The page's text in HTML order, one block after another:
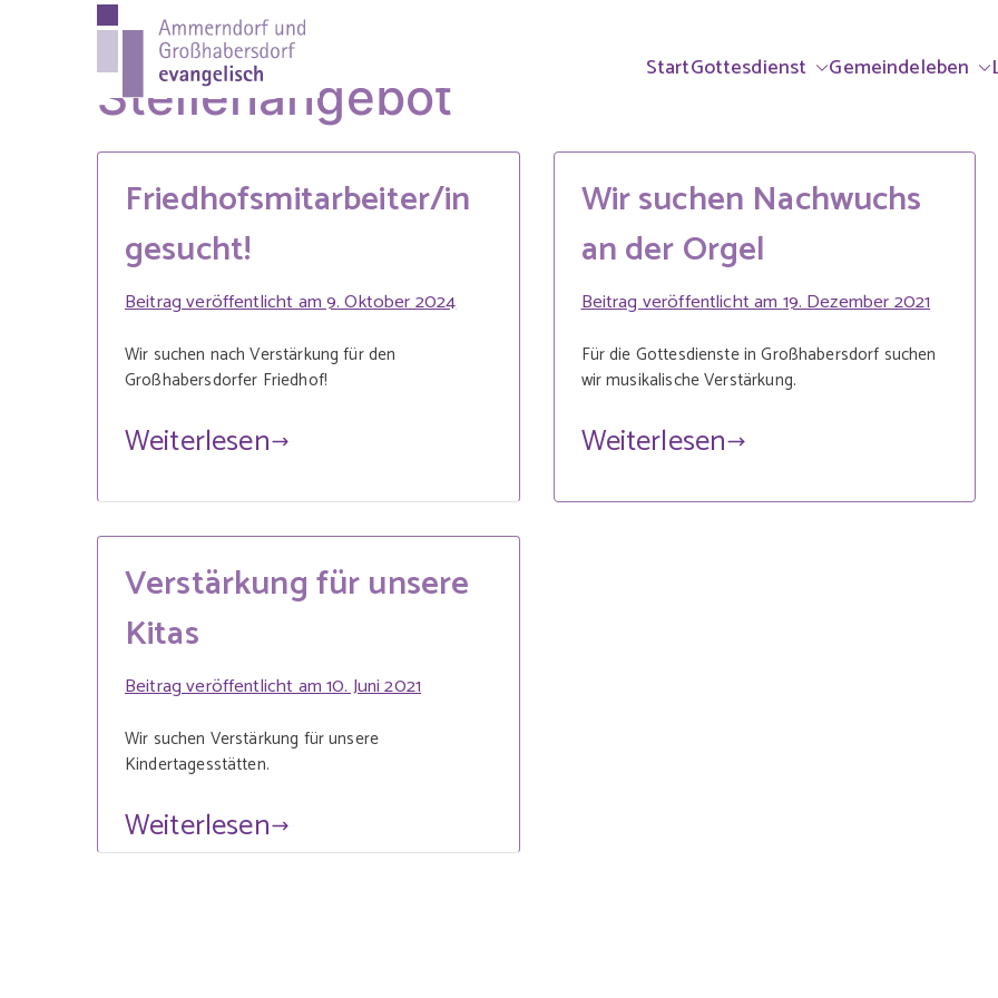
Ammerndorf &
evangelisch
Evang.-Luth. Pfarrei Ammerndorf-Großhabersdorf
StartGottesdienst Gemeindeleben
Stellenangebot
Friedhofsmitarbeiter/in
gesucht!
Beitrag veröffentlicht am9. Oktober 2024
Wir suchen nach Verstärkung für den
Großhabersdorfer Friedhof!
Weiterlesen
Wir suchen Nachwuchs
an der Orgel
Beitrag veröffentlicht am19. Dezember 2021
Für die Gottesdienste in Großhabersdorf suchen
wir musikalische Verstärkung.
Weiterlesen
Verstärkung für unsere
Kitas
Beitrag veröffentlicht am10. Juni 2021
Wir suchen Verstärkung für unsere
Kindertagesstätten.
Weiterlesen